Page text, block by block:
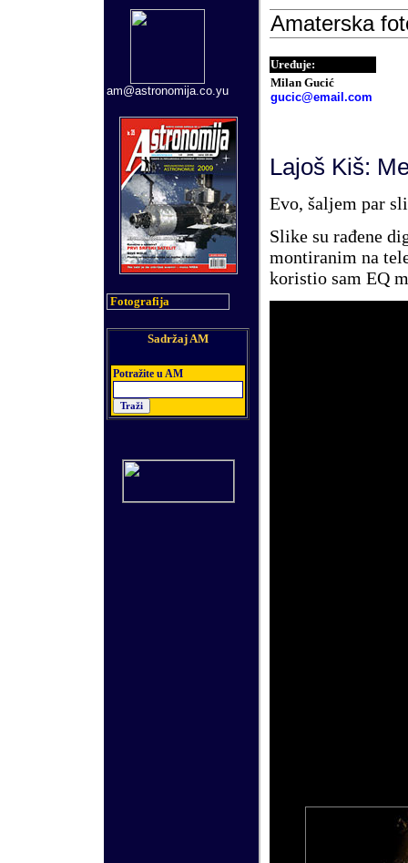
am@astronomija.co.yu
Fotografija
Sadržaj AM
Potražite u AM
Amaterska
Uređuje:
Milan Gucić
gucic@email.com
Lajoš Kiš:
Evo, šaljem par
Slike su rađene
montiranim na
koristio sam EQ